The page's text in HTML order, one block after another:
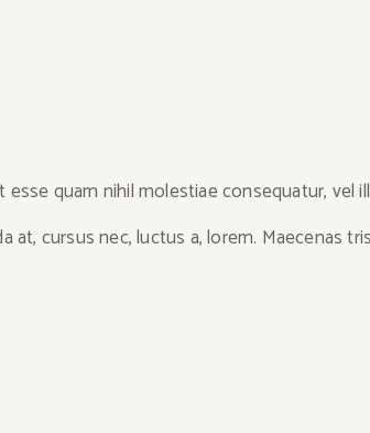
quam nihil molestiae consequatur, vel
cursus nec, luctus a, lorem. Maecenas